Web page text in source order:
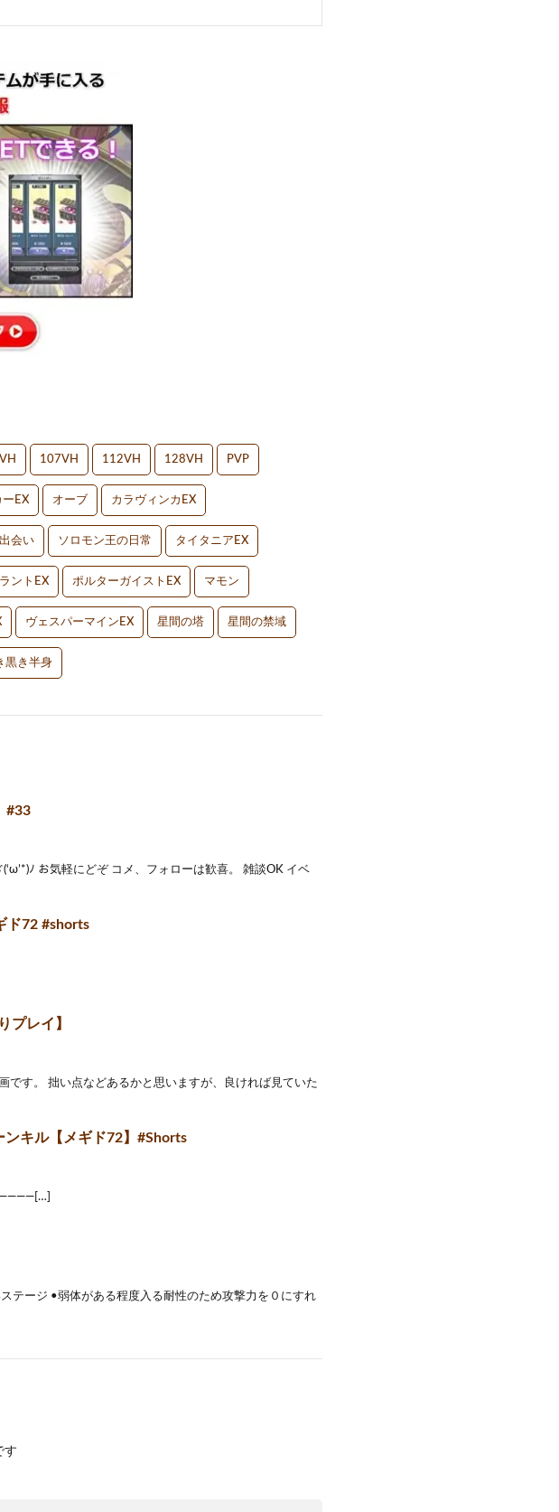
107VH 112VH 128VH PVP
ーEX オーブ カラヴィンカEX
会い ソロモン王の日常 タイタニアEX
ントEX ポルターガイストEX マモン
ヴェスパーマインEX 星間の塔 星間の禁域
黒き半身
#33
ﾉ お気軽にどぞ コメ、フォローは歓喜。 雑談OK イベ
ド72 #shorts
プレイ】
す。 拙い点などあるかと思いますが、良ければ見ていた
キル【メギド72】#Shorts
————[…]
テージ •弱体がある程度入る耐性のため攻撃力を０にすれ
す